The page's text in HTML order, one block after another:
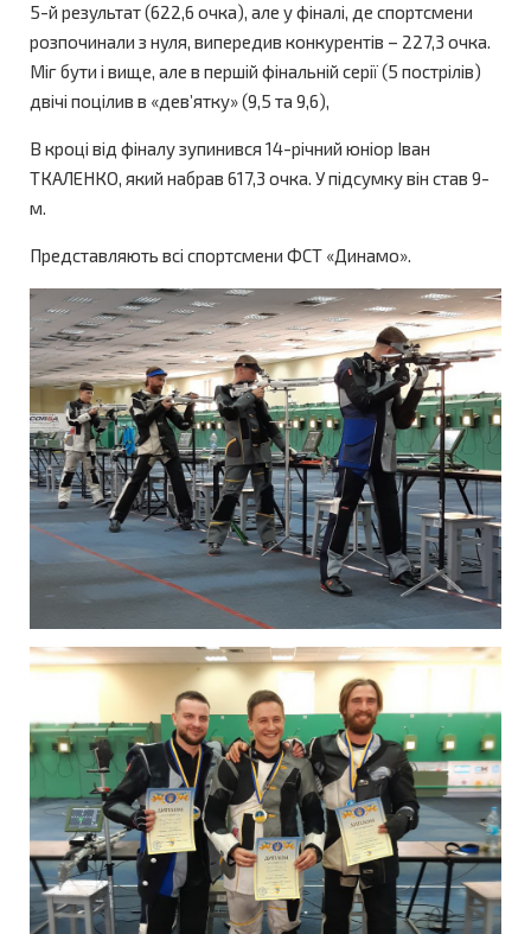
5-й результат (622,6 очка), але у фіналі, де спортсмени
розпочинали з нуля, випередив конкурентів – 227,3 очка.
Міг бути і вище, але в першій фінальній серії (5 пострілів)
двічі поцілив в «дев’ятку» (9,5 та 9,6),
В кроці від фіналу зупинився 14-річний юніор Іван
ТКАЛЕНКО, який набрав 617,3 очка. У підсумку він став 9-
м.
Представляють всі спортсмени ФСТ «Динамо».